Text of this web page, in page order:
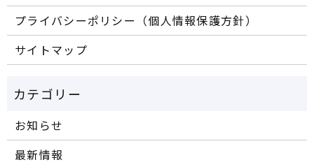
プライバシーポリシー（個人情報保護方針）
サイトマップ
お知らせ
最新情報